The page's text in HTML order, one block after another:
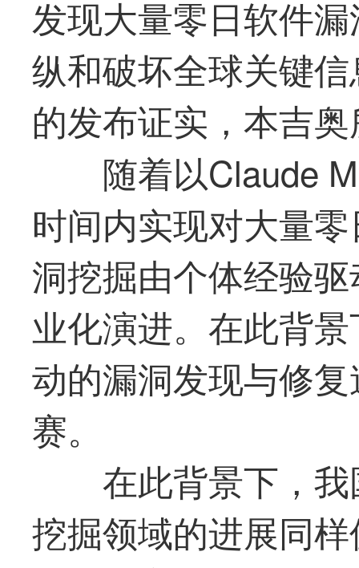
发现大量零日软件
纵和破坏全球关键
的发布证实，本吉
随着以Claude
时间内实现对大量
洞挖掘由个体经验
业化演进。在此背
动的漏洞发现与修
赛。
在此背景下，
挖掘领域的进展同